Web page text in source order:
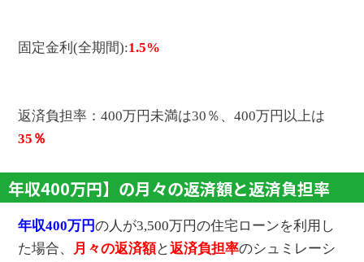
固定金利(全期間):1.5%
返済負担率：400万円未満は30％、400万円以上は
35％
年収400万円】の月々の返済額と返済負担率
年収400万円の人が3,500万円の住宅ローンを利用し
た場合、
月々の返済額と返済負担率のシュミレーシ